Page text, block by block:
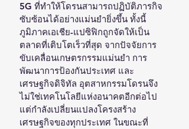
5G ที่ทำให้โดรนสามารถปฏิบัติภารกิจ
ซับซ้อนได้อย่างแม่นยำยิ่งขึ้น ทั้งนี้
ภูมิภาคเอเชีย-แปซิฟิกถูกจัดให้เป็น
ตลาดที่เติบโตเร็วที่สุด จากปัจจัยการ
ขับเคลื่อนเกษตรกรรมแม่นยำ การ
พัฒนาการป้องกันประเทศ และ
เศรษฐกิจดิจิทัล อุตสาหกรรมโดรนจึง
ไม่ใช่เทคโนโลยีแห่งอนาคตอีกต่อไป
แต่กำลังเปลี่ยนแปลงโครงสร้าง
เศรษฐกิจของทุกประเทศ ในขณะที่